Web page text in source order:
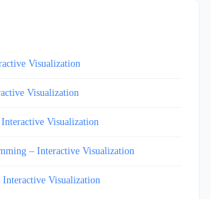
Visualization
Visualization
Visualization
– Interactive Visualization
Visualization